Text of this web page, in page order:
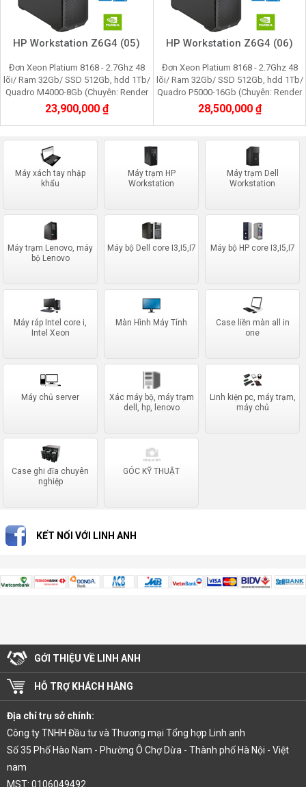
HP Workstation Z6G4 (05)
Đơn Xeon Platium 8168 - 2.7Ghz 48
lõi/ Ram 32Gb/ SSD 512Gb, hdd 1Tb/
Quadro M4000-8Gb (Chuyên: Render
3d, film 4K, máy ảo vmware, cầy
youtube, faceboo
23,900,000 ₫
HP Workstation Z6G4 (06)
Đơn Xeon Platium 8168 - 2.7Ghz 48
lõi/ Ram 32Gb/ SSD 512Gb, hdd 1Tb/
Quadro P5000-16Gb (Chuyên: Render
3d, film 4K, máy ảo vmware, cầy
youtube, facebo
28,500,000 ₫
Máy xách tay nhập
khẩu
Máy trạm HP
Workstation
Máy trạm Dell
Workstation
Máy trạm Lenovo, máy
bộ Lenovo
Máy bộ Dell core I3,I5,I7 Máy bộ HP core I3,I5,I7
Máy ráp Intel core i,
Intel Xeon
Màn Hình Máy Tính
Case liền màn all in
one
Máy chủ server
Xác máy bộ, máy trạm
dell, hp, lenovo
Linh kiện pc, máy trạm,
máy chủ
Case ghi đĩa chuyên
nghiệp
GÓC KỸ THUẬT
KẾT NỐI VỚI LINH ANH
GỚI THIỆU VỀ LINH ANH
HỖ TRỢ KHÁCH HÀNG
Địa chỉ trụ sở chính:
Công ty TNHH Đầu tư và Thương mại Tổng hợp Linh anh
Số 35 Phố Hào Nam - Phường Ô Chợ Dừa - Thành phố Hà Nội - Việt
nam
MST: 0106049492